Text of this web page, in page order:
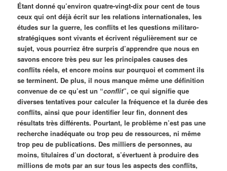
Étant donné qu’environ quatre-vingt-dix pour cent de tous
ceux qui ont déjà écrit sur les relations internationales, les
études sur la guerre, les conflits et les questions militaro-
stratégiques sont vivants et écrivent régulièrement sur ce
sujet, vous pourriez être surpris d’apprendre que nous en
savons encore très peu sur les principales causes des
conflits réels, et encore moins sur pourquoi et comment ils
se terminent. De plus, il nous manque même une définition
convenue de ce qu’est un “conflit”, ce qui signifie que
diverses tentatives pour calculer la fréquence et la durée des
conflits, ainsi que pour identifier leur fin, donnent des
résultats très différents. Pourtant, le problème n’est pas une
recherche inadéquate ou trop peu de ressources, ni même
trop peu de publications. Des milliers de personnes, au
moins, titulaires d’un doctorat, s’évertuent à produire des
millions de mots par an sur tous les aspects des conflits,